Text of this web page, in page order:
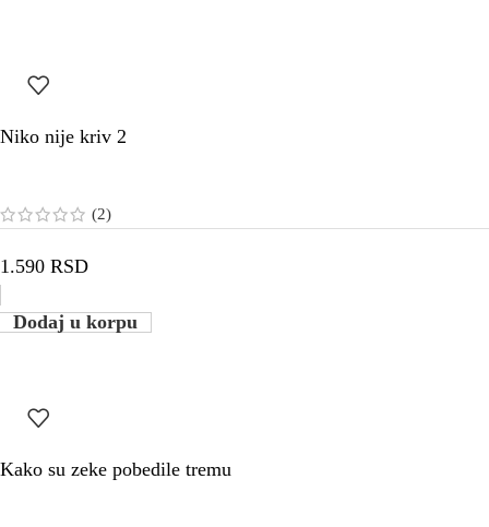
Niko nije kriv 2
(2)
1.590 RSD
Dodaj u korpu
Kako su zeke pobedile tremu